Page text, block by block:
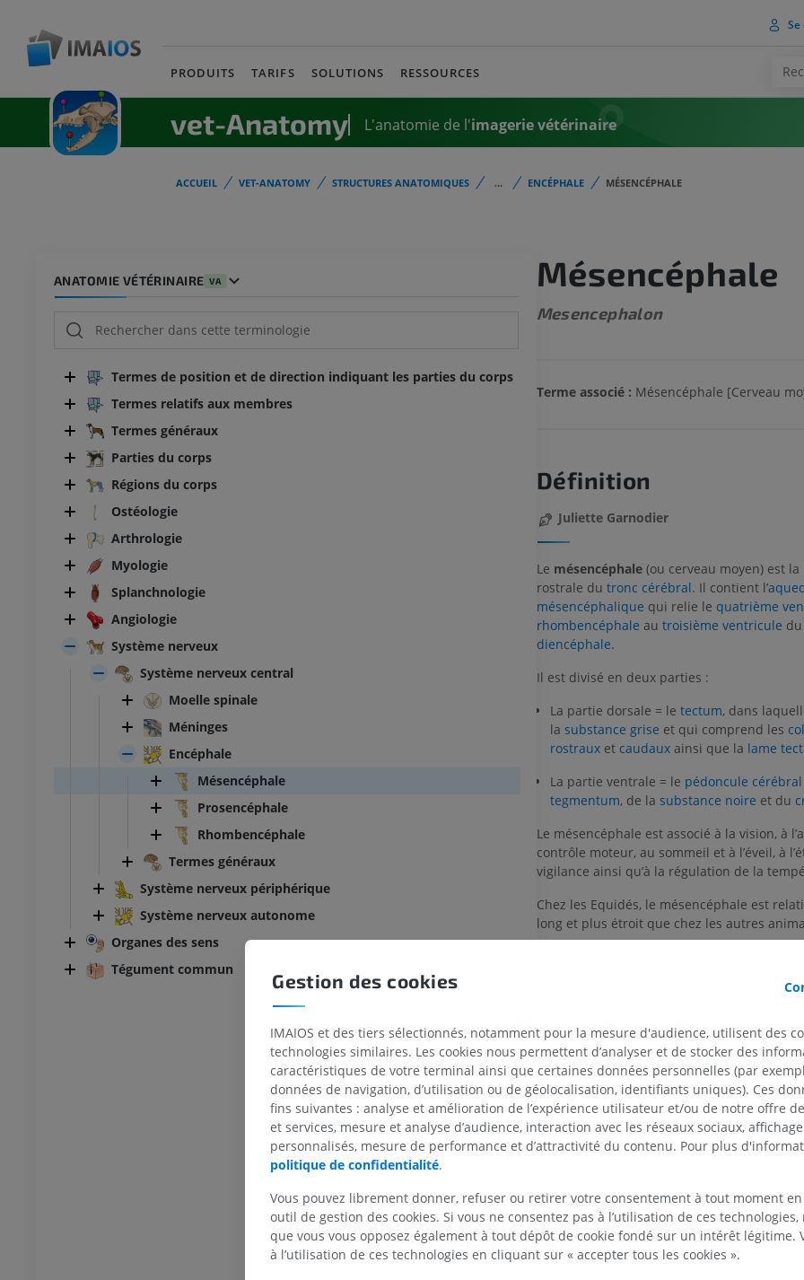
PRODUITS TARIFS SOLUTIONS RESSOURCES
vet-Anatomy L'anatomie de l'imagerie vétérinaire
ACCUEIL VET-ANATOMY STRUCTURES ANATOMIQUES ... ENCÉPHALE MÉSENCÉPHALE
ANATOMIE VÉTÉRINAIRE VA
Termes de position et de direction indiquant les parties du corps
Termes relatifs aux membres
Termes généraux
Parties du corps
Régions du corps
Ostéologie
Arthrologie
Myologie
Splanchnologie
Angiologie
Système nerveux
Système nerveux central
Moelle spinale
Méninges
Encéphale
Mésencéphale
Prosencéphale
Rhombencéphale
Termes généraux
Système nerveux périphérique
Système nerveux autonome
Organes des sens
Tégument commun
Mésencéphale
Mesencephalon
Terme associé : Mésencéphale [Cerveau
Définition
Juliette Garnodier
Le mésencéphale(ou cerveau moyen) est
rostrale du tronc cérébral. Il contient l’
mésencéphalique qui relie le quatrième
rhombencéphale au troisième ventricule du
diencéphale.
Il est divisé en deux parties :
La partie dorsale = le tectum, dans
la substance grise et qui comprend les
rostrauxet caudauxainsi que la lame
La partie ventrale = le pédoncule cérébral
tegmentum, de la substance noire et du
Le mésencéphale est associé à la vision, à
contrôle moteur, au sommeil et à l’éveil, à
vigilance ainsi qu’à la régulation de la
Chez les Equidés, le mésencéphale est
long et plus étroit que chez les autres
PROPOSER UNE
Références
Barone R, Bortolami R. Anatomie comparée des
domestiques, Tome 6, Neurologie I, Vigot, Paris,
Evans HE, de Lahunta A. Miller’s anatomy of the
Elsevier Saunders, St Louis, 2012.
Galerie
Bovin - Anatomie générale
Illustrations
Bovin - Ostéologie
Illustrations
CHEVAL
Cheval - Ostéologie
Illustrations
Cheval - Ostéologie
Radiographies
GRATUIT
SOURIS
Souris - Corps
TDM
Gestion des cookies
IMAIOS et des tiers sélectionnés, notamment pour la mesure d'audience, utilisent des
technologies similaires. Les cookies nous permettent d’analyser et de stocker des
caractéristiques de votre terminal ainsi que certaines données personnelles (par
données de navigation, d’utilisation ou de géolocalisation, identifiants uniques). Ces
fins suivantes : analyse et amélioration de l’expérience utilisateur et/ou de notre offre
et services, mesure et analyse d’audience, interaction avec les réseaux sociaux,
personnalisés, mesure de performance et d’attractivité du contenu. Pour plus
politique de confidentialité.
Vous pouvez librement donner, refuser ou retirer votre consentement à tout moment
outil de gestion des cookies. Si vous ne consentez pas à l’utilisation de ces
que vous vous opposez également à tout dépôt de cookie fondé sur un intérêt légitime.
à l’utilisation de ces technologies en cliquant sur « accepter tous les cookies ».